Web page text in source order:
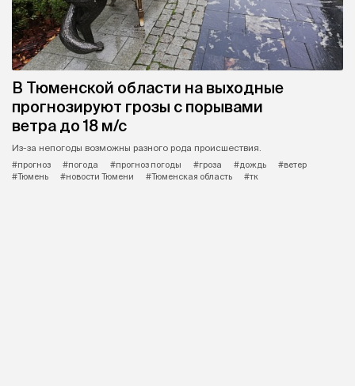
В Тюменской области на выходные
прогнозируют грозы с порывами
ветра до 18 м/с
Из-за непогоды возможны разного рода происшествия.
#прогноз
#погода #прогноз погоды #гроза #дождь
#ветер
#Тюмень
#новости Тюмени #Тюменская область #тк